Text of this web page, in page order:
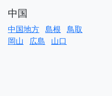
中国
中国地方 島根 鳥取
岡山
広島 山口